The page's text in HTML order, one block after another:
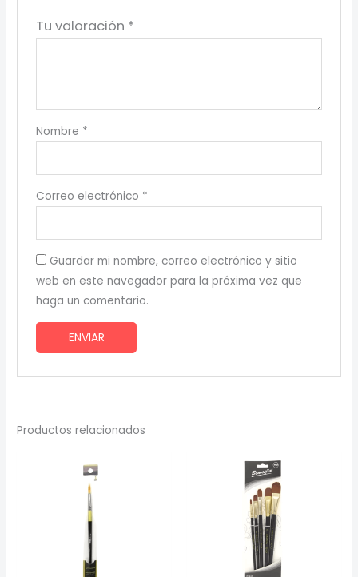
Tu valoración *
Nombre *
Correo electrónico *
Guardar mi nombre, correo electrónico y sitio
web en este navegador para la próxima vez que
haga un comentario.
Productos relacionados